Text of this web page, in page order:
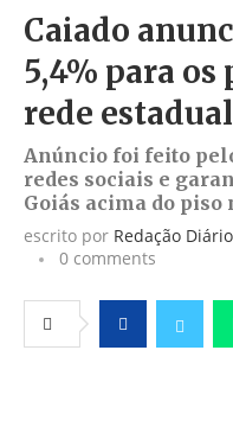
Caiado
5,4% para os
rede
Anúncio foi feito
redes sociais e
Goiás acima do piso
escrito por Redação
0 comments